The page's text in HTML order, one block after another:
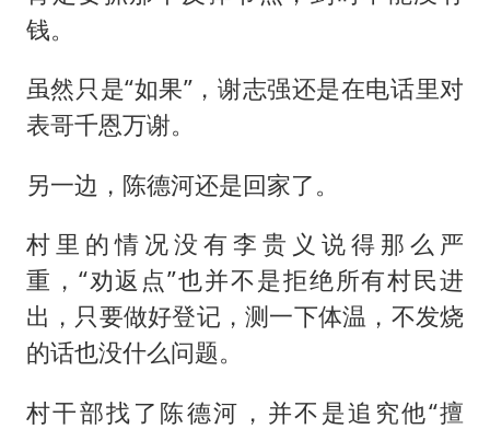
钱。
虽然只是“如果”，谢志强还是在电话里对
表哥千恩万谢。
另一边，陈德河还是回家了。
村里的情况没有李贵义说得那么严
重，“劝返点”也并不是拒绝所有村民进
出，只要做好登记，测一下体温，不发烧
的话也没什么问题。
村干部找了陈德河，并不是追究他“擅